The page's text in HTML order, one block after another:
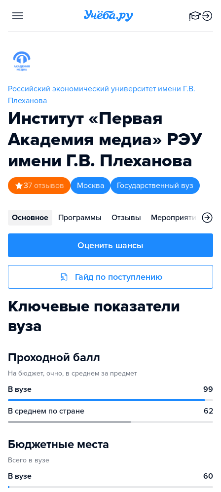
Российский экономический университет имени Г.В.
Плеханова
Институт «Первая
Академия медиа» РЭУ
имени Г.В. Плеханова
37 отзывов Москва Государственный вуз
Основное Программы Отзывы Мероприятия
Оценить шансы
Гайд по поступлению
Ключевые показатели
вуза
Проходной балл
На бюджет, очно, в среднем за предмет
В вузе 99
В среднем по стране 62
Бюджетные места
Всего в вузе
В вузе 60